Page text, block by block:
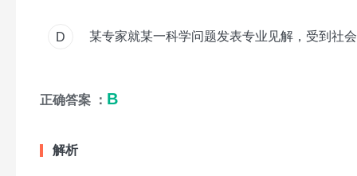
D 某专家就某一科学问题发表专业见解，受到社
正确答案 ： B
解析